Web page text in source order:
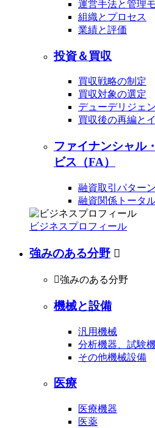
運営手法と管理
組織とプロセス
業績と評価
投資＆買収
買収戦略の制定
買収対象の選定
デューデリジェ
買収後の再編と
ファイナンシャル
ビス（FA）
融資取引パター
融資関係トータ
ビジネスプロフィール
強みのある分野 
強みのある分野
機械と設備
汎用機械
分析機器、試験
その他機械設備
医療
医療機器
医薬